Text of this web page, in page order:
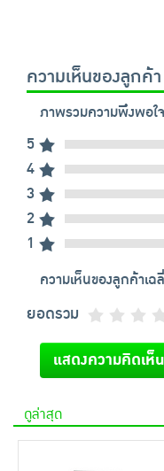
ความเห็นของลูกค้า
ภาพรวมความพึงพอใจ
5
4
3
2
1
ความเห็นของลูกค้าเฉ
ยอดรวม
แสดงความคิดเห็น
ดูล่าสุด